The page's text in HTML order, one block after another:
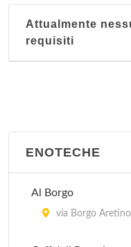
Attualmente
requisiti
ENOTECHE
Al Borgo
via Borgo